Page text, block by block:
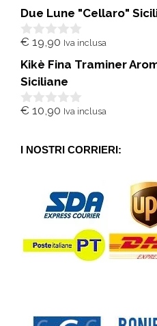
u
5
Due Lune "Cellaro"
0
u
5
€ 19,90 Iva inclusa
Kikè Fina Traminer
Siciliane
0
5
€ 10,90 Iva inclusa
I NOSTRI CORRIERI: